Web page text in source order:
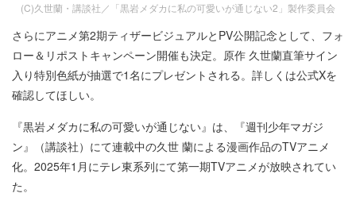
(C)久世蘭・講談社／「黒岩メダカに私の可愛いが通じない2」製作委員会
さらにアニメ第2期ティザービジュアルとPV公開記念として、フォ
ロー＆リポストキャンペーン開催も決定。原作 久世蘭直筆サイン
入り特別色紙が抽選で1名にプレゼントされる。詳しくは公式Xを
確認してほしい。
『黒岩メダカに私の可愛いが通じない』は、『週刊少年マガジ
ン』（講談社）にて連載中の久世 蘭による漫画作品のTVアニメ
化。2025年1月にテレ東系列にて第一期TVアニメが放映されてい
た。